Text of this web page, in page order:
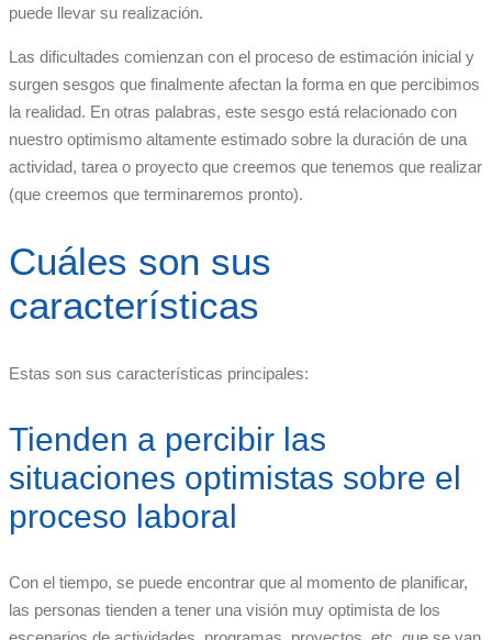
puede llevar su realización.
Las dificultades comienzan con el proceso de estimación inicial y
surgen sesgos que finalmente afectan la forma en que percibimos
la realidad. En otras palabras, este sesgo está relacionado con
nuestro optimismo altamente estimado sobre la duración de una
actividad, tarea o proyecto que creemos que tenemos que realizar
(que creemos que terminaremos pronto).
Cuáles son sus
características
Estas son sus características principales:
Tienden a percibir las
situaciones optimistas sobre el
proceso laboral
Con el tiempo, se puede encontrar que al momento de planificar,
las personas tienden a tener una visión muy optimista de los